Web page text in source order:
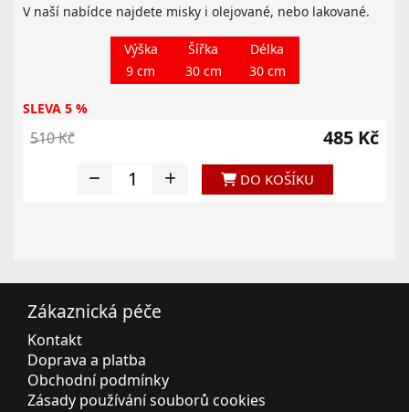
V naší nabídce najdete misky i olejované, nebo lakované.
Výška
9 cm
Šířka
30 cm
Délka
30 cm
SLEVA 5 %
510 Kč 485 Kč
DO KOŠÍKU
Zákaznická péče
Kontakt
Doprava a platba
Obchodní podmínky
Zásady používání souborů cookies